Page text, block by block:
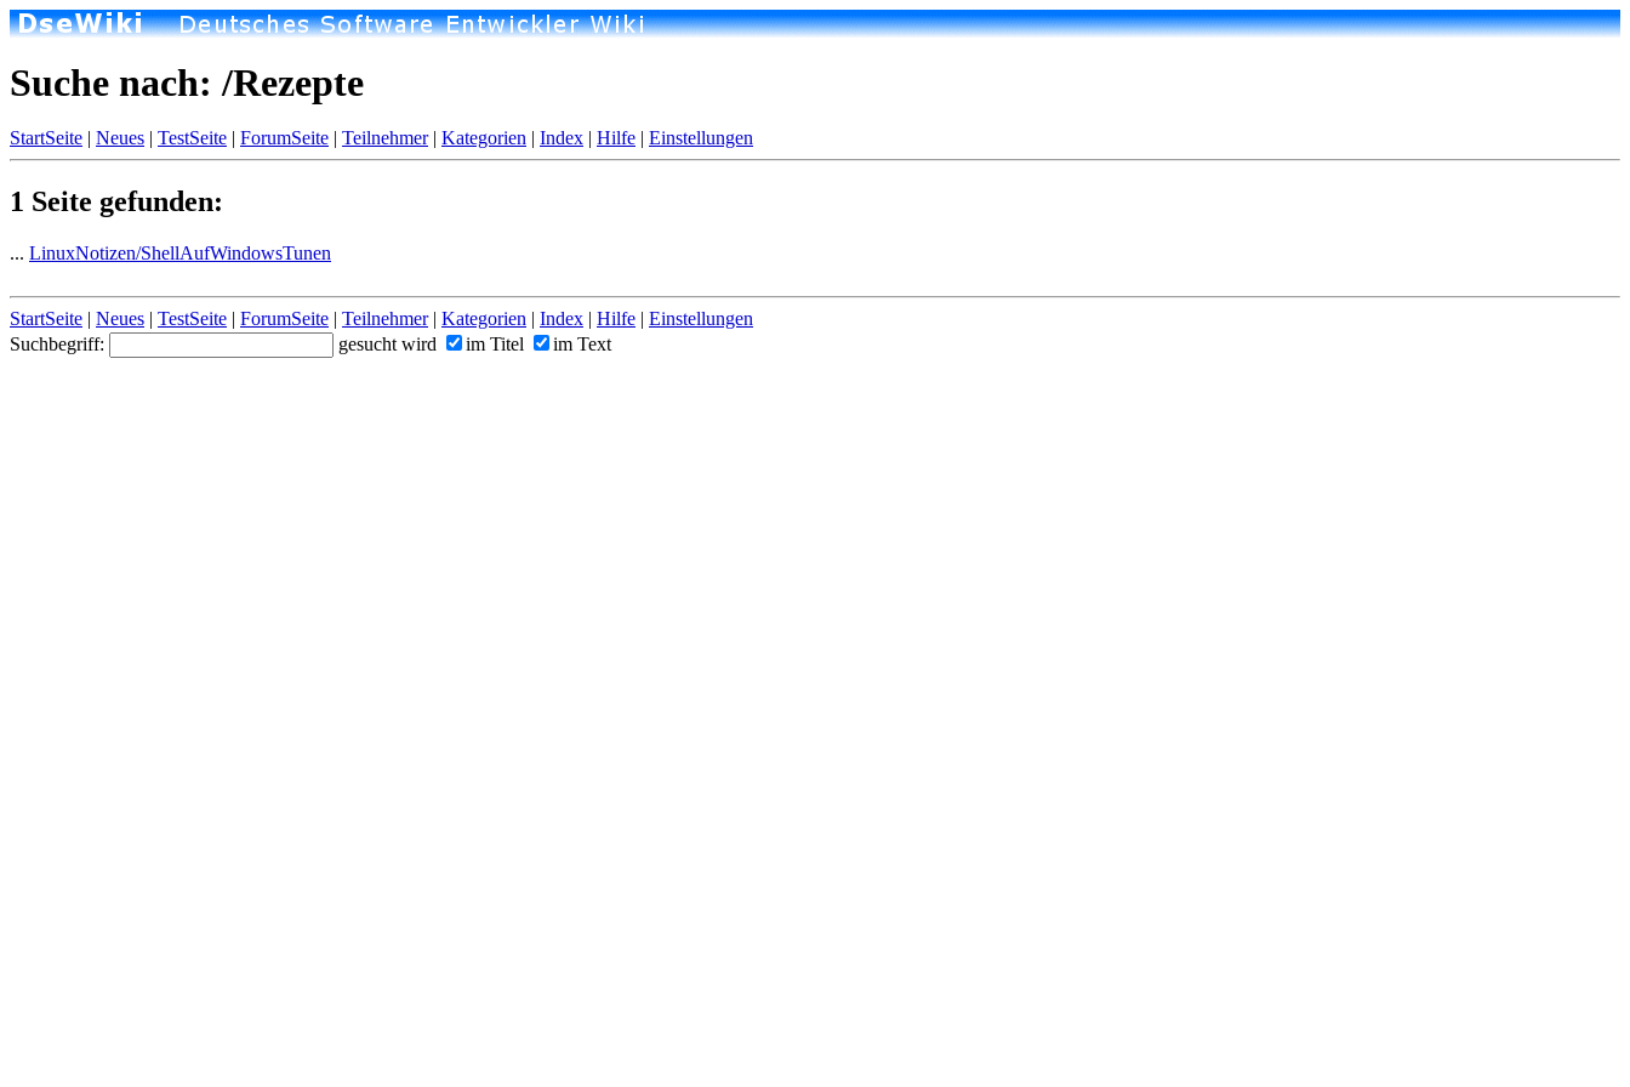
Suche nach: /Rezepte
StartSeite | Neues | TestSeite | ForumSeite | Teilnehmer| Kategorien | Index | Hilfe | Einstellungen
1 Seite gefunden:
... LinuxNotizen/ShellAufWindowsTunen
StartSeite | Neues | TestSeite | ForumSeite | Teilnehmer| Kategorien | Index | Hilfe | Einstellungen
Suchbegriff:
gesucht wird im Titel im Text